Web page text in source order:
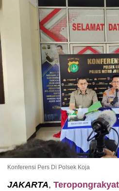
Konferensi Pers Di Polsek Koja
JAKARTA,